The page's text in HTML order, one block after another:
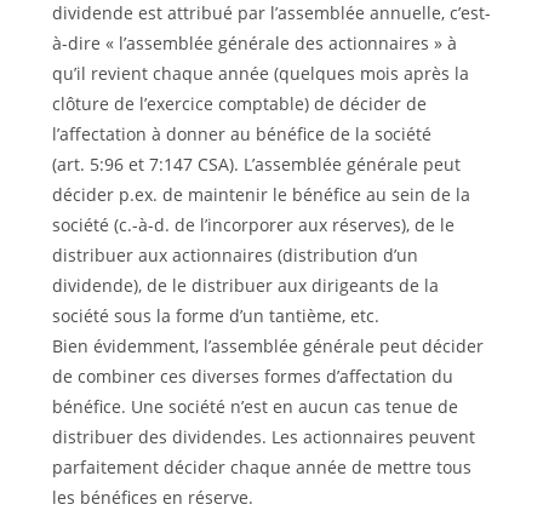
dividende est attribué par l’assemblée annuelle, c’est-
à-dire « l’assemblée générale des actionnaires » à
qu’il revient chaque année (quelques mois après la
clôture de l’exercice comptable) de décider de
l’affectation à donner au bénéfice de la société
(art. 5:96 et 7:147 CSA). L’assemblée générale peut
décider p.ex. de maintenir le bénéfice au sein de la
société (c.-à-d. de l’incorporer aux réserves), de le
distribuer aux actionnaires (distribution d’un
dividende), de le distribuer aux dirigeants de la
société sous la forme d’un tantième, etc.
Bien évidemment, l’assemblée générale peut décider
de combiner ces diverses formes d’affectation du
bénéfice. Une société n’est en aucun cas tenue de
distribuer des dividendes. Les actionnaires peuvent
parfaitement décider chaque année de mettre tous
les bénéfices en réserve.